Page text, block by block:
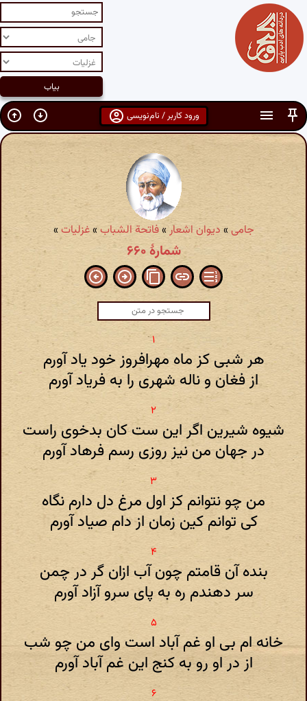
ورود کاربر / نام‌نویسی
جامی» دیوان اشعار»فاتحة الشباب»غزلیات»
شمارهٔ ۶۶۰
هر شبی کز ماه مهرافروز خود یاد آورم
از فغان و ناله شهری را به فریاد آورم
شیوه شیرین اگر این ست کان بدخوی راست
در جهان من نیز روزی رسم فرهاد آورم
من چو نتوانم کز اول مرغ دل دارم نگاه
کی توانم کین زمان از دام صیاد آورم
بنده آن قامتم چون آب ازان گر در چمن
سر دهندم ره به پای سرو آزاد آورم
خانه ام بی او غم آباد است وای من چو شب
از در او رو به کنج این غم آباد آورم